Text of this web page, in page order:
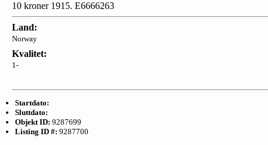
10 kroner 1915. E6666263
Land:
Norway
Kvalitet:
1-
Startdato:
Sluttdato:
Objekt ID: 9287699
Listing ID #: 9287700